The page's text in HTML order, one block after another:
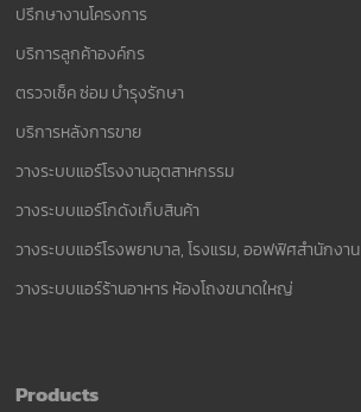
ปรึกษางานโครงการ
บริการลูกค้าองค์กร
ตรวจเช็ค ซ่อม บำรุงรักษา
บริการหลังการขาย
วางระบบแอร์โรงงานอุตสาหกรรม
วางระบบแอร์โกดังเก็บสินค้า
วางระบบแอร์โรงพยาบาล, โรงแรม, ออฟฟิศสำนักงาน
วางระบบแอร์ร้านอาหาร ห้องโถงขนาดใหญ่
Products